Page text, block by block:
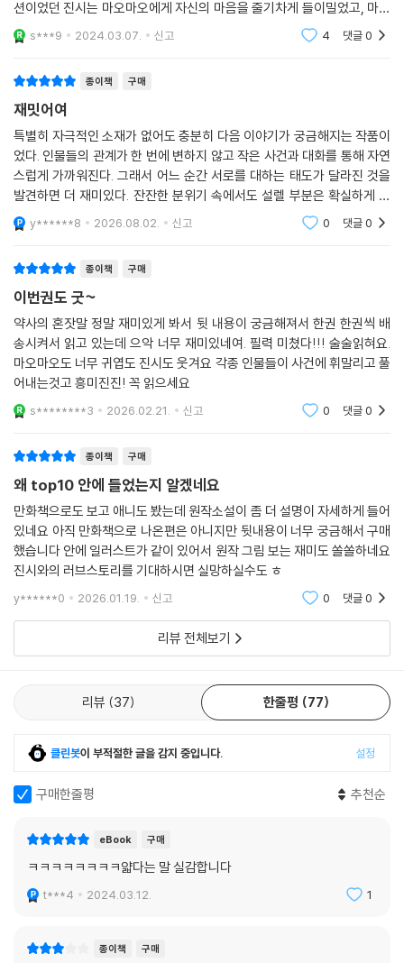
션이었던 진시는 마오마오에게 자신의 마음을 줄기차게 들이밀었고, 마오
마오는 결국 열 번 찍어 안 넘어가는 나무 없다는 속담처럼 진시의 키스를
피하지 않게 되었
s***9 2024.03.07. 신고 4 댓글0
종이책 구매
재밋어여
특별히 자극적인 소재가 없어도 충분히 다음 이야기가 궁금해지는 작품이
었다. 인물들의 관계가 한 번에 변하지 않고 작은 사건과 대화를 통해 자연
스럽게 가까워진다. 그래서 어느 순간 서로를 대하는 태도가 달라진 것을
발견하면 더 재미있다. 잔잔한 분위기 속에서도 설렐 부분은 확실하게 있
어서 순정만화로서의 재미를 잘 갖춘 작품이라고 생각한다.
y******8 2026.08.02. 신고 0 댓글0
종이책 구매
이번권도 굿~
약사의 혼잣말 정말 재미있게 봐서 뒷 내용이 궁금해져서 한권 한권씩 배
송시켜서 읽고 있는데 으악 너무 재미있네여. 필력 미쳤다!!! 술술읽혀요.
마오마오도 너무 귀엽도 진시도 웃겨요 각종 인물들이 사건에 휘말리고 풀
어내는것고 흥미진진! 꼭 읽으세요
s********3 2026.02.21. 신고 0 댓글0
종이책 구매
왜 top10 안에 들었는지 알겠네요
만화책으로도 보고 애니도 봤는데 원작소설이 좀 더 설명이 자세하게 들어
있네요 아직 만화책으로 나온편은 아니지만 뒷내용이 너무 궁금해서 구매
했습니다 안에 일러스트가 같이 있어서 원작 그림 보는 재미도 쏠쏠하네요
진시와의 러브스토리를 기대하시면 실망하실수도 ㅎ
y******0 2026.01.19. 신고 0 댓글0
리뷰 전체보기
리뷰 37 한줄평 77
클린봇이 부적절한 글을 감지 중입니다. 설정
구매한줄평 추천순
eBook 구매
ㅋㅋㅋㅋㅋㅋㅋㅋ얇다는 말 실감합니다
t***4 2024.03.12. 1
종이책 구매